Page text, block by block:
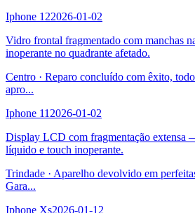
Iphone 122026-01-02
Vidro frontal fragmentado com manchas
inoperante no quadrante afetado.
Centro · Reparo concluído com êxito,
apro...
Iphone 11 2026-01-02
Display LCD com fragmentação extensa
líquido e touch inoperante.
Trindade · Aparelho devolvido em
Gara...
Iphone Xs2026-01-12